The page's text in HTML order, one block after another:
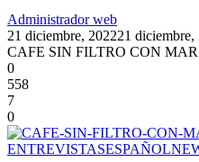
Administrador web
21 diciembre, 202221 diciembre,
CAFE SIN FILTRO CON
0
558
7
0
ENTREVISTASESPAÑOL